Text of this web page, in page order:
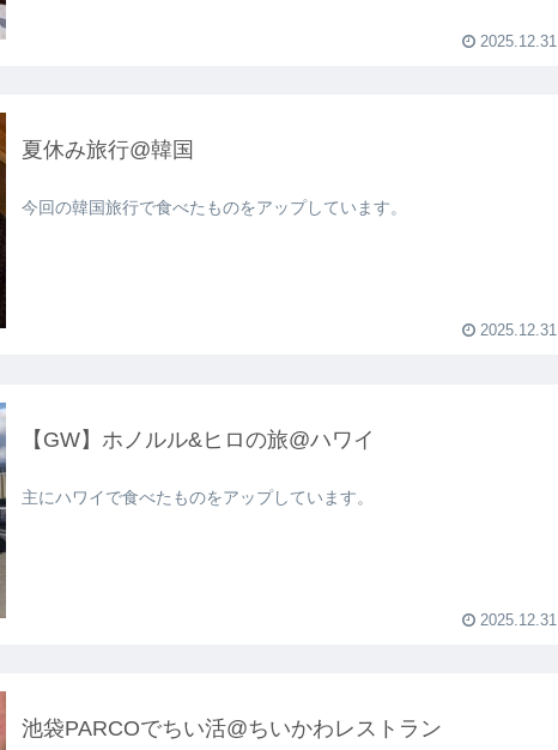
2025.12.31
夏休み旅行@韓国
今回の韓国旅行で食べたものをアップしています。
2025.12.31
【GW】ホノルル&ヒロの旅@ハワイ
主にハワイで食べたものをアップしています。
2025.12.31
池袋PARCOでちい活@ちいかわレストラン